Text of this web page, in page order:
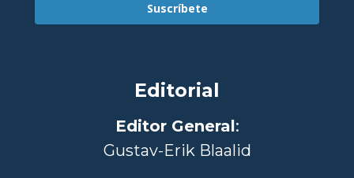
Suscríbete
Editorial
Editor General:
Gustav-Erik Blaalid